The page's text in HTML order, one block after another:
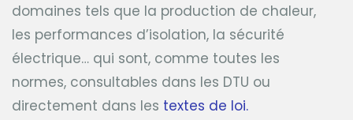
domaines tels que la production de chaleur,
les performances d’isolation, la sécurité
électrique… qui sont, comme toutes les
normes, consultables dans les DTU ou
directement dans les textes de loi.